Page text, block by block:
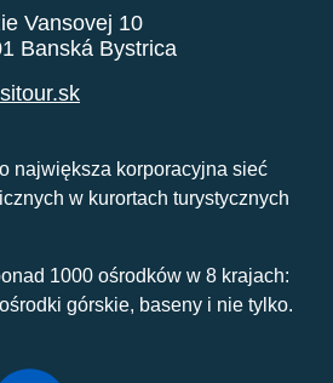
Vansovej 10
Banská Bystrica
największa korporacyjna sieć
w kurortach turystycznych
1000 ośrodków w 8 krajach:
górskie, baseny i nie tylko.